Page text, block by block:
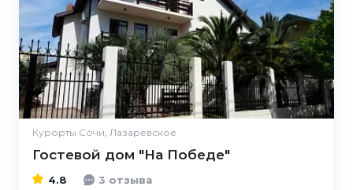
Курорты Сочи, Лазаревское
Гостевой дом "На Победе"
4.8
4.8
3 отзыва